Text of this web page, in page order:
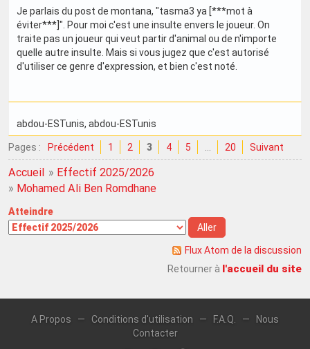
Je parlais du post de montana, "tasma3 ya [***mot à
éviter***]". Pour moi c'est une insulte envers le joueur. On
traite pas un joueur qui veut partir d'animal ou de n'importe
quelle autre insulte. Mais si vous jugez que c'est autorisé
d'utiliser ce genre d'expression, et bien c'est noté.
abdou-ESTunis, abdou-ESTunis
Pages : Précédent 1 2 3 4 5 20 Suivant
Accueil » Effectif 2025/2026
» Mohamed Ali Ben Romdhane
Atteindre
Flux Atom de la discussion
Retourner à l'accueil du site
A Propos — Conditions d'utilisation — F.A.Q. —
Nous
Contacter